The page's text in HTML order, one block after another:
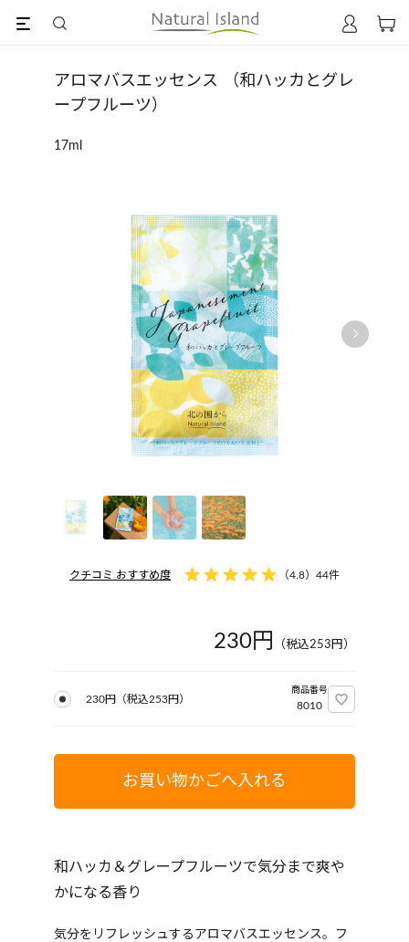
アロマバスエッセンス （和ハッカとグレ
ープフルーツ）
17ml
クチコミ おすすめ度 （4.8） 44件
230円 （税込253 円）
230円 （税込253円）
商品番号
8010
お買い物かごへ入れる
和ハッカ＆グレープフルーツで気分まで爽や
かになる香り
気分をリフレッシュするアロマバスエッセンス。フ